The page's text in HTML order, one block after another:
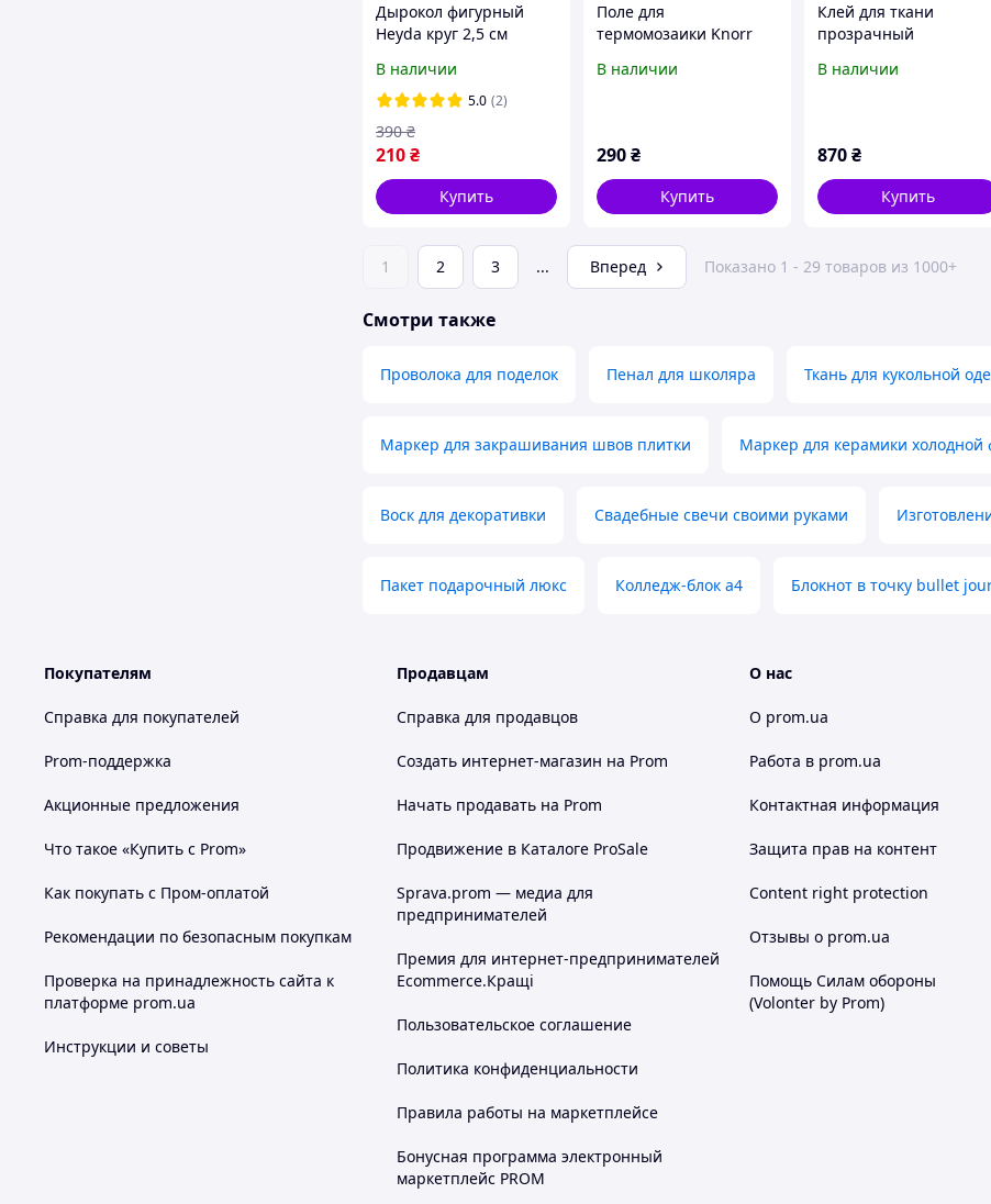
Дырокол фигурный
Heyda круг 2,5 см
В наличии
5.0 (2)
210₴
390 ₴
Купить
Поле для
термомозаики Knorr
круг звезда сердце
В наличии
290₴
Купить
Клей для ткани
прозрачный
Gutermann HT-2
В наличии
870₴
Купить
1 2 3 ... Вперед Показано 1 - 29 товаров из 1000+
Смотри также
Проволока для поделок Пенал для школяра Ткань для кукольной
Маркер для закрашивания швов плитки Маркер для керамики холодной
Воск для декоративки Свадебные свечи своими руками
Пакет подарочный люкс Колледж-блок а4 Блокнот в точку bullet
Покупателям
Справка для покупателей
Prom-поддержка
Акционные предложения
Что такое «Купить с Prom»
Как покупать с Пром-оплатой
Рекомендации по безопасным покупкам
Проверка на принадлежность сайта к
платформе prom.ua
Инструкции и советы
Продавцам
Справка для продавцов
Создать интернет-магазин на Prom
Начать продавать на Prom
Продвижение в Каталоге ProSale
Sprava.prom — медиа для
предпринимателей
Премия для интернет-предпринимателей
Ecommerce.Кращі
Пользовательское соглашение
Политика конфиденциальности
Правила работы на маркетплейсе
Бонусная программа электронный
маркетплейс PROM
О нас
О prom.ua
Работа в prom.ua
Контактная информация
Защита прав на контент
Content right protection
Отзывы о prom.ua
Помощь Силам обороны
(Volonter by Prom)